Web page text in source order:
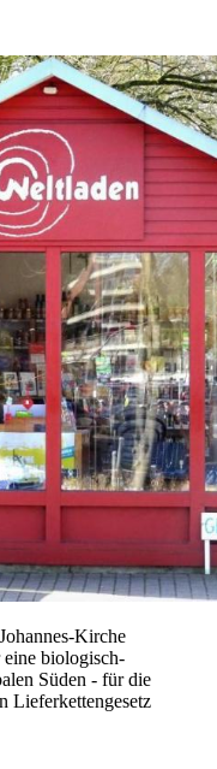
Kirche
biologisch-
Süden - für die
Lieferkettengesetz